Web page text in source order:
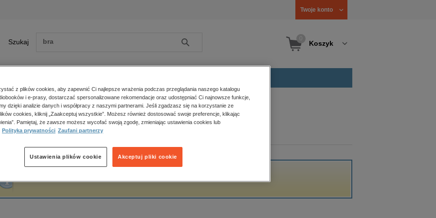
Twoje konto
Szukaj Szukaj Koszyk
Zobacz wszystkie E-prasa
polityka, społeczno-informacyjne
psychologiczne
popularno-naukowe
historia
główna Ewa Kocot
Kocot
z plików cookies, aby zapewnić Ci najlepsze wrażenia podczas przeglądania naszego katalogu
i e-prasy, dostarczać spersonalizowane rekomendacje oraz udostępniać Ci najnowsze funkcje,
dzięki analizie danych i współpracy z naszymi partnerami. Jeśli zgadzasz się na korzystanie ze
cookies, kliknij „Zaakceptuj wszystkie”. Możesz również dostosować swoje preferencje, klikając
Pamiętaj, że zawsze możesz wycofać swoją zgodę, zmieniając ustawienia cookies lub
Polityka prywatności Zaufani partnerzy
Akceptuj pliki cookie
Ustawienia plików cookie